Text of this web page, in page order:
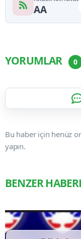
AA
YORUMLAR 0
Bu haber için henüz
yapın.
BENZER